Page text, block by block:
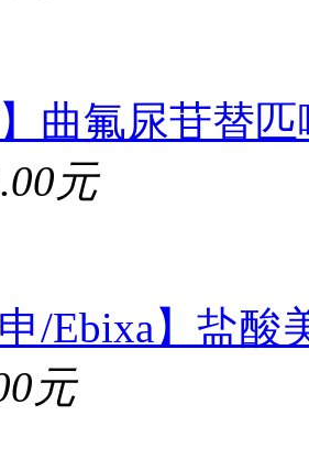
】曲氟尿苷替
元
申/Ebixa】盐酸
元